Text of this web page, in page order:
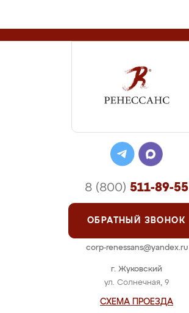
г. Жуковский
ул. Солнечная, 9
СХЕМА ПРОЕЗДА
8 (800) 511-89-55
ОБРАТНЫЙ ЗВОНОК
corp-renessans@yandex.ru